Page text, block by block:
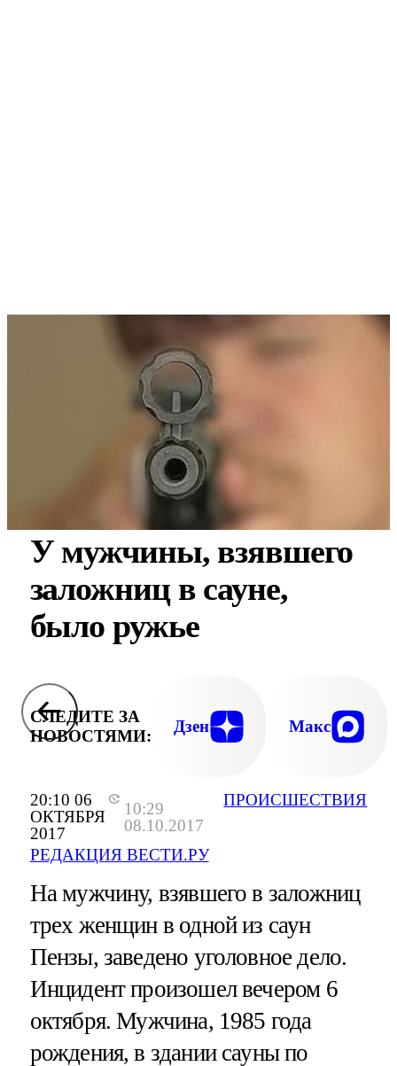
20:10 06
ОКТЯБРЯ
2017
10:29
08.10.2017
РЕДАКЦИЯ ВЕСТИ.РУ
ПРОИСШЕСТВИЯ
У мужчины, взявшего
заложниц в сауне,
было ружье
СЛЕДИТЕ ЗА
НОВОСТЯМИ:
Дзен Макс
На мужчину, взявшего в заложниц
трех женщин в одной из саун
Пензы, заведено уголовное дело.
Инцидент произошел вечером 6
октября. Мужчина, 1985 года
рождения, в здании сауны по